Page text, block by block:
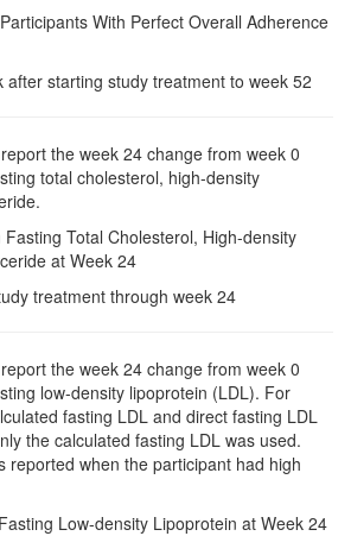
With Perfect Overall Adherence
after starting study treatment to week 52
the week 24 change from week 0
total cholesterol, high-density
Fasting Total Cholesterol, High-density
at Week 24
treatment through week 24
the week 24 change from week 0
low-density lipoprotein (LDL). For
fasting LDL and direct fasting LDL
the calculated fasting LDL was used.
reported when the participant had high
Low-density Lipoprotein at Week 24